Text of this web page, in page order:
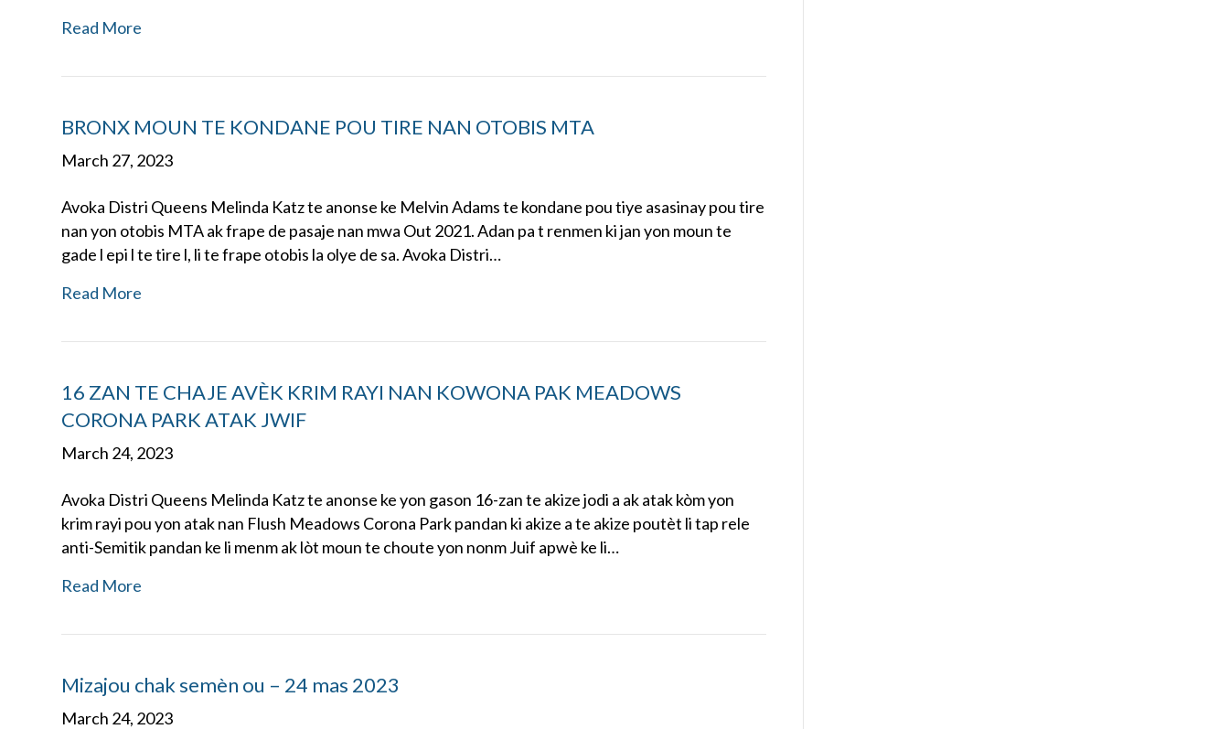
Read More
BRONX MOUN TE KONDANE POU TIRE NAN OTOBIS MTA
March 27, 2023
Avoka Distri Queens Melinda Katz te anonse ke Melvin Adams te kondane pou tiye asasinay pou tire
nan yon otobis MTA ak frape de pasaje nan mwa Out 2021. Adan pa t renmen ki jan yon moun te
gade l epi l te tire l, li te frape otobis la olye de sa. Avoka Distri…
Read More
16 ZAN TE CHAJE AVÈK KRIM RAYI NAN KOWONA PAK MEADOWS
CORONA PARK ATAK JWIF
March 24, 2023
Avoka Distri Queens Melinda Katz te anonse ke yon gason 16-zan te akize jodi a ak atak kòm yon
krim rayi pou yon atak nan Flush Meadows Corona Park pandan ki akize a te akize poutèt li tap rele
anti-Semitik pandan ke li menm ak lòt moun te choute yon nonm Juif apwè ke li…
Read More
Mizajou chak semèn ou – 24 mas 2023
March 24, 2023